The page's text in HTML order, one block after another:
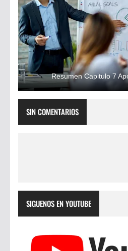
Resumen Capitulo 7
SIN COMENTARIOS
SIGUENOS EN YOUTUBE